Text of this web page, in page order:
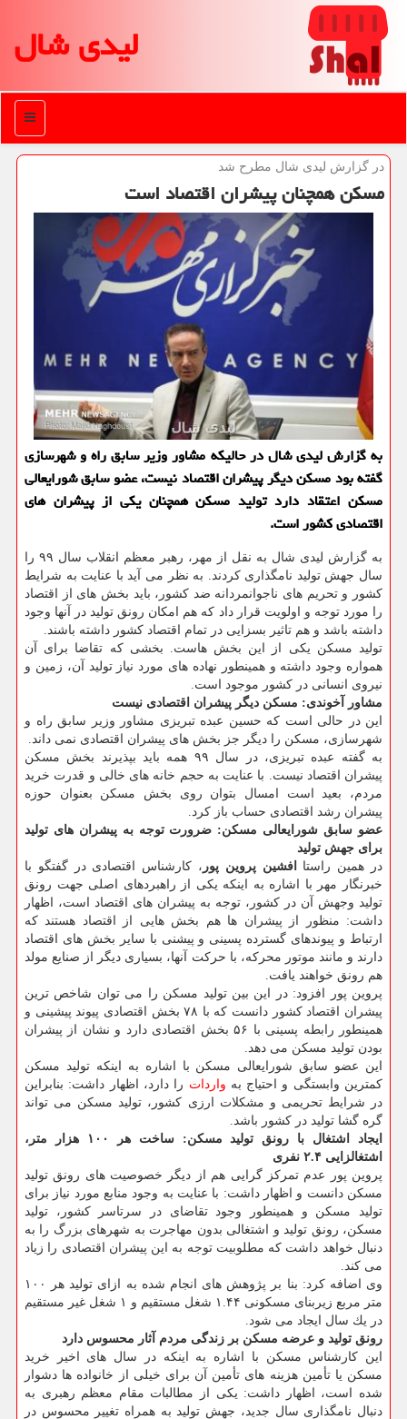
لیدی شال
منو
در گزارش لیدی شال مطرح شد
مسكن همچنان پیشران اقتصاد است
به گزارش لیدی شال در حالیكه مشاور وزیر سابق راه و شهرسازی
گفته بود مسكن دیگر پیشران اقتصاد نیست، عضو سابق شورایعالی
مسكن اعتقاد دارد تولید مسكن همچنان یكی از پیشران های
اقتصادی كشور است.
به گزارش لیدی شال به نقل از مهر، رهبر معظم انقلاب سال ۹۹ را
سال جهش تولید نامگذاری كردند. به نظر می آید با عنایت به شرایط
كشور و تحریم های ناجوانمردانه ضد كشور، باید بخش های از اقتصاد
را مورد توجه و اولویت قرار داد كه هم امكان رونق تولید در آنها وجود
داشته باشد و هم تاثیر بسزایی در تمام اقتصاد كشور داشته باشند.
تولید مسكن یكی از این بخش هاست. بخشی كه تقاضا برای آن
همواره وجود داشته و همینطور نهاده های مورد نیاز تولید آن، زمین و
نیروی انسانی در كشور موجود است.
مشاور آخوندی: مسكن دیگر پیشران اقتصادی نیست
این در حالی است كه حسین عبده تبریزی مشاور وزیر سابق راه و
شهرسازی، مسكن را دیگر جز بخش های پیشران اقتصادی نمی داند.
به گفته عبده تبریزی، در سال ۹۹ همه باید بپذیرند بخش مسكن
پیشران اقتصاد نیست. با عنایت به حجم خانه های خالی و قدرت خرید
مردم، بعید است امسال بتوان روی بخش مسكن بعنوان حوزه
پیشران رشد اقتصادی حساب باز كرد.
عضو سابق شورایعالی مسكن: ضرورت توجه به پیشران های تولید
برای جهش تولید
در همین راستا افشین پروین پور ، كارشناس اقتصادی در گفتگو با
خبرنگار مهر با اشاره به اینكه یكی از راهبردهای اصلی جهت رونق
تولید وجهش آن در كشور، توجه به پیشران های اقتصاد است، اظهار
داشت: منظور از پیشران ها هم بخش هایی از اقتصاد هستند كه
ارتباط و پیوندهای گسترده پسینی و پیشنی با سایر بخش های اقتصاد
دارند و مانند موتور محركه، با حركت آنها، بسیاری دیگر از صنایع مولد
هم رونق خواهند یافت.
پروین پور افزود: در این بین تولید مسكن را می توان شاخص ترین
پیشران اقتصاد كشور دانست كه با ۷۸ بخش اقتصادی پیوند پیشینی و
همینطور رابطه پسینی با ۵۶ بخش اقتصادی دارد و نشان از پیشران
بودن تولید مسكن می دهد.
این عضو سابق شورایعالی مسكن با اشاره به اینكه تولید مسكن
كمترین وابستگی و احتیاج به واردات را دارد، اظهار داشت: بنابراین
در شرایط تحریمی و مشكلات ارزی كشور، تولید مسكن می تواند
گره گشا تولید در كشور باشد.
ایجاد اشتغال با رونق تولید مسكن: ساخت هر ۱۰۰ هزار متر،
اشتغالزایی ۲.۴ نفری
پروین پور عدم تمركز گرایی هم از دیگر خصوصیت های رونق تولید
مسكن دانست و اظهار داشت: با عنایت به وجود منابع مورد نیاز برای
تولید مسكن و همینطور وجود تقاضای در سرتاسر كشور، تولید
مسكن، رونق تولید و اشتغالی بدون مهاجرت به شهرهای بزرگ را به
دنبال خواهد داشت كه مطلوبیت توجه به این پیشران اقتصادی را زیاد
می كند.
وی اضافه كرد: بنا بر پژوهش های انجام شده به ازای تولید هر ۱۰۰
متر مربع زیربنای مسكونی ۱.۴۴ شغل مستقیم و ۱ شغل غیر مستقیم
در یك سال ایجاد می شود.
رونق تولید و عرضه مسكن بر زندگی مردم آثار محسوس دارد
این كارشناس مسكن با اشاره به اینكه در سال های اخیر خرید
مسكن یا تأمین هزینه های تأمین آن برای خیلی از خانواده ها دشوار
شده است، اظهار داشت: یكی از مطالبات مقام معظم رهبری به
دنبال نامگذاری سال جدید، جهش تولید به همراه تغییر محسوس در